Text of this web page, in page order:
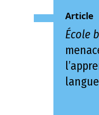
Article
École